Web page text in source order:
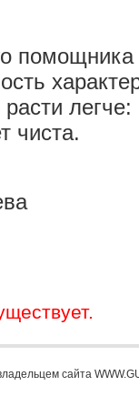
чиста.
сайта